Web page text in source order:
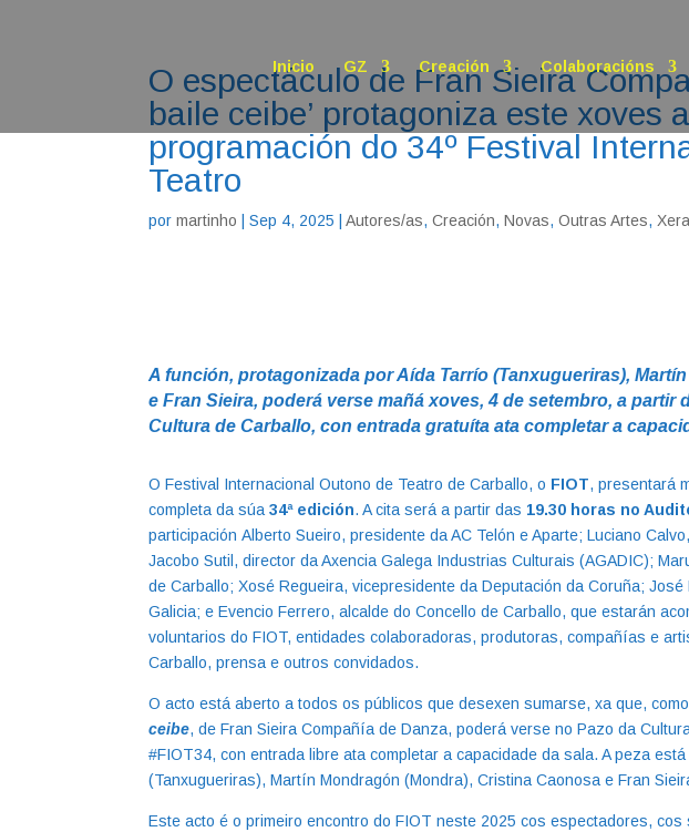
Inicio GZ Creación Colaboracións
O espectáculo de Fran Sieira
baile ceibe’ protagoniza este xoves
programación do 34º Festival
Teatro
pormartinho |Sep 4, 2025 |Autores/as,Creación,Novas,Outras Artes, Xeral
A función, protagonizada por Aída Tarrío (Tanxugueriras),
e Fran Sieira, poderá verse mañá xoves, 4 de setembro, a partir
Cultura de Carballo, con entrada gratuíta ata completar a
O Festival Internacional Outono de Teatro de Carballo, o FIOT, presentará
completa da súa34ª edición. A cita será a partir das 19.30 horas no
participación Alberto Sueiro, presidente da AC Telón e Aparte; Luciano
Jacobo Sutil, director da Axencia Galega Industrias Culturais (AGADIC);
de Carballo; Xosé Regueira, vicepresidente da Deputación da Coruña;
Galicia; e Evencio Ferrero, alcalde do Concello de Carballo, que estarán
voluntarios do FIOT, entidades colaboradoras, produtoras, compañías e
Carballo, prensa e outros convidados.
O acto está aberto a todos os públicos que desexen sumarse, xa que,
ceibe, de Fran Sieira Compañía de Danza, poderá verse no Pazo da
#FIOT34, con entrada libre ata completar a capacidade da sala. A peza
(Tanxugueriras), Martín Mondragón (Mondra), Cristina Caonosa e Fran
Este acto é o primeiro encontro do FIOT neste 2025 cos espectadores,